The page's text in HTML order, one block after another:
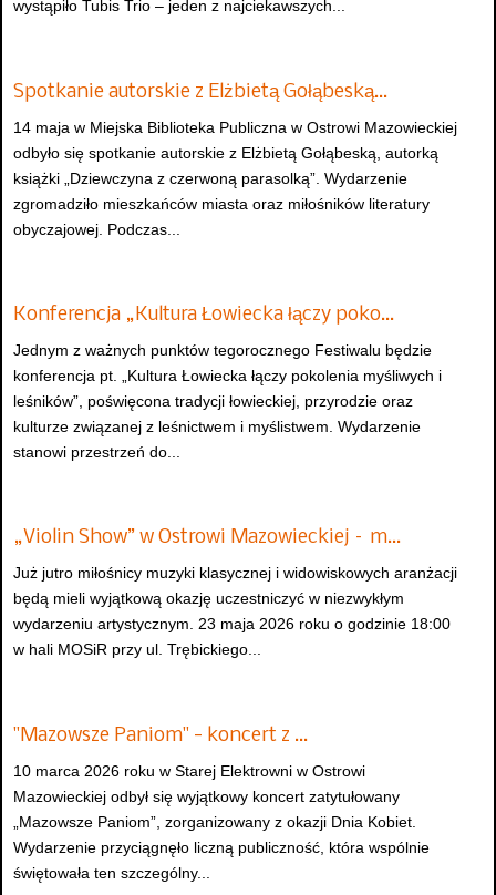
wystąpiło Tubis Trio – jeden z najciekawszych...
Spotkanie autorskie z Elżbietą Gołąbeską…
14 maja w Miejska Biblioteka Publiczna w Ostrowi Mazowieckiej
odbyło się spotkanie autorskie z Elżbietą Gołąbeską, autorką
książki „Dziewczyna z czerwoną parasolką”. Wydarzenie
zgromadziło mieszkańców miasta oraz miłośników literatury
obyczajowej. Podczas...
Konferencja „Kultura Łowiecka łączy poko…
Jednym z ważnych punktów tegorocznego Festiwalu będzie
konferencja pt. „Kultura Łowiecka łączy pokolenia myśliwych i
leśników”, poświęcona tradycji łowieckiej, przyrodzie oraz
kulturze związanej z leśnictwem i myślistwem. Wydarzenie
stanowi przestrzeń do...
„Violin Show” w Ostrowi Mazowieckiej – m…
Już jutro miłośnicy muzyki klasycznej i widowiskowych aranżacji
będą mieli wyjątkową okazję uczestniczyć w niezwykłym
wydarzeniu artystycznym. 23 maja 2026 roku o godzinie 18:00
w hali MOSiR przy ul. Trębickiego...
"Mazowsze Paniom" - koncert z …
10 marca 2026 roku w Starej Elektrowni w Ostrowi
Mazowieckiej odbył się wyjątkowy koncert zatytułowany
„Mazowsze Paniom”, zorganizowany z okazji Dnia Kobiet.
Wydarzenie przyciągnęło liczną publiczność, która wspólnie
świętowała ten szczególny...